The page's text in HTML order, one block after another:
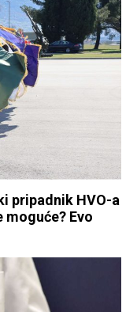
pripadnik HVO-a
Evo